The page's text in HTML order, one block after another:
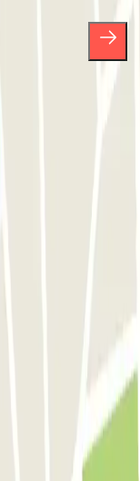
Privacy per ricevere
alcun impegno,
stessa newsletter.